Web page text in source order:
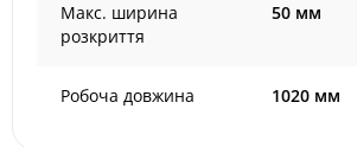
Макс. ширина
розкриття
50 мм
Робоча довжина 1020 мм